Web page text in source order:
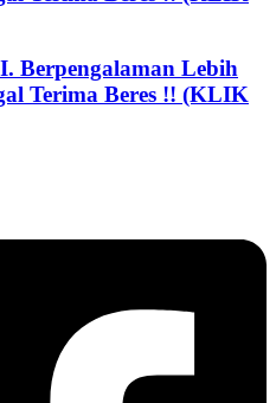
Berpengalaman Lebih
Terima Beres !! (KLIK